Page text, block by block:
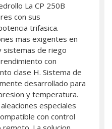
La CP 250B
con sus
trifasica.
mas exigentes en
sistemas de riego
con
clase H. Sistema de
desarrollado para
y temperatura.
especiales
con control